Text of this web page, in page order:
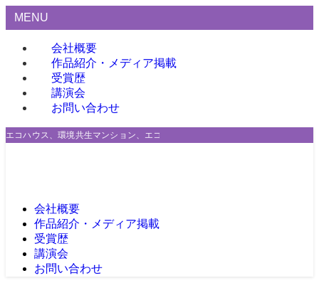
MENU
会社概要
作品紹介・メディア掲載
受賞歴
講演会
お問い合わせ
エコハウス、環境共生マンション、エコビレッジの企画・設計・監理のご用命
会社概要
作品紹介・メディア掲載
受賞歴
講演会
お問い合わせ